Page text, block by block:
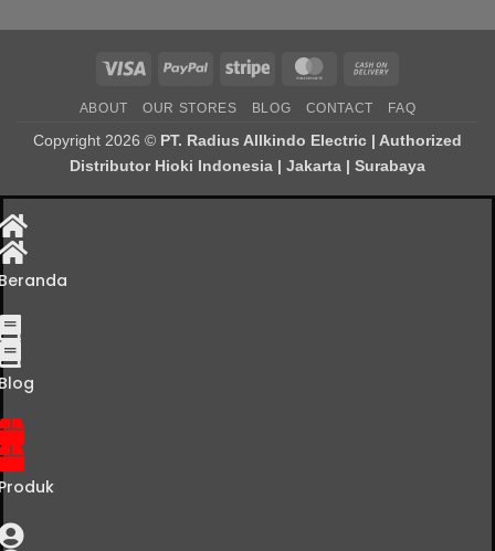
Visa PayPal Stripe MasterCard
Delivery
ABOUT OUR STORES BLOG CONTACT FAQ
Copyright 2026 © PT. Radius Allkindo Electric | Authorized
Distributor Hioki Indonesia | Jakarta | Surabaya